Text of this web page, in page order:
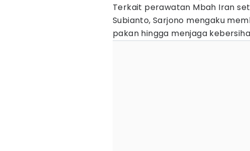
Terkait perawatan Mbah Iran
Subianto, Sarjono mengaku
pakan hingga menjaga